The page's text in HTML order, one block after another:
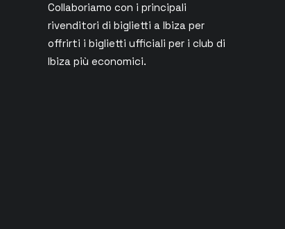
Collaboriamo con i principali
rivenditori di biglietti a Ibiza per
offrirti i biglietti ufficiali per i club di
Ibiza più economici.